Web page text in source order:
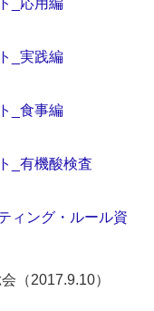
_応用編
_実践編
_食事編
_有機酸検査
ィング・ルール資
（2017.9.10）